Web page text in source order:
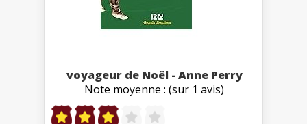
voyageur de Noël - Anne Perry
Note moyenne : (sur 1 avis)